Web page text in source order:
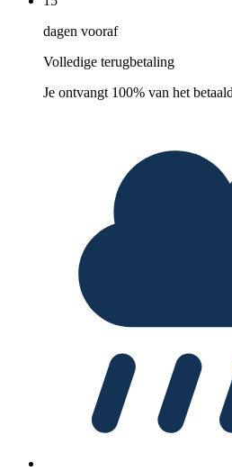
dagen vooraf
Volledige terugbetaling
Je ontvangt 100% van het